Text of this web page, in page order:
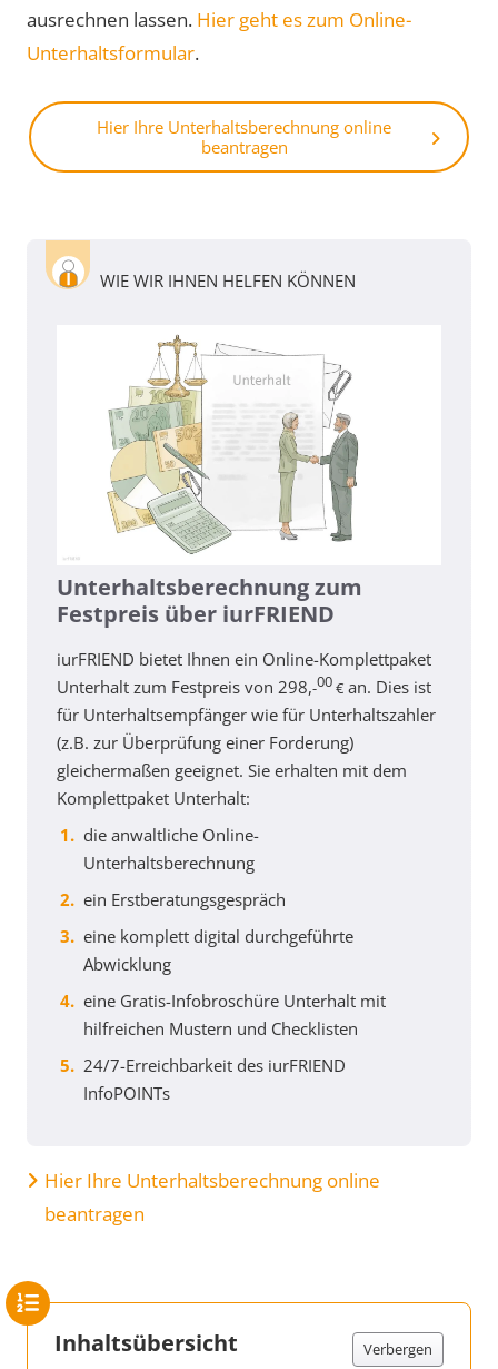
ausrechnen lassen. Hier geht es zum Online-
Unterhaltsformular.
Hier Ihre Unterhaltsberechnung online
beantragen
WIE WIR IHNEN HELFEN KÖNNEN
Unterhaltsberechnung zum
Festpreis über iurFRIEND
iurFRIEND bietet Ihnen ein Online-Komplettpaket
Unterhalt zum Festpreis von 298,-00€ an. Dies ist
für Unterhaltsempfänger wie für Unterhaltszahler
(z.B. zur Überprüfung einer Forderung)
gleichermaßen geeignet. Sie erhalten mit dem
Komplettpaket Unterhalt:
die anwaltliche Online-
Unterhaltsberechnung
ein Erstberatungsgespräch
eine komplett digital durchgeführte
Abwicklung
eine Gratis-Infobroschüre Unterhalt mit
hilfreichen Mustern und Checklisten
24/7-Erreichbarkeit des iurFRIEND
InfoPOINTs
Hier Ihre Unterhaltsberechnung online
beantragen
Inhaltsübersicht Verbergen